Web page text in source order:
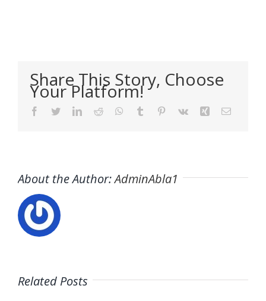
Share This Story, Choose
Your Platform!
Facebook
TwitterLinkedIn
Reddit WhatsApp
Tumblr Pinterest
Vk Xing Email
About the Author:AdminAbla1
Related Posts